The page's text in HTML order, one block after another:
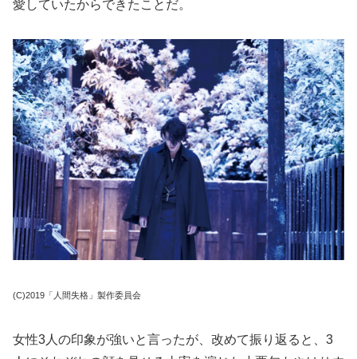
愛していたからできたことだ。
(C)2019「人間失格」製作委員会
女性3人の印象が強いと言ったが、改めて振り返ると、3